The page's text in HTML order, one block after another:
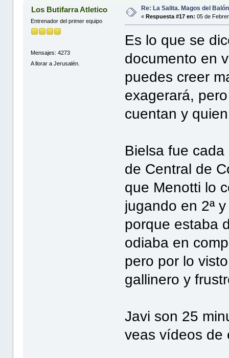
Los Butifarra Atletico
Entrenador del primer equipo
Mensajes: 4273
A llorar a Jerusalén.
Re: La Salita. Magos del Balón
«Respuesta #17 en: 05 de
Es lo que se
documento en
puedes creer
exagerará,
cuentan y
Bielsa fue
de Central de
que Menotti lo
jugando en 2ª
porque estaba
odiaba en
pero por lo
gallinero y
Javi son 25
veas vídeos de